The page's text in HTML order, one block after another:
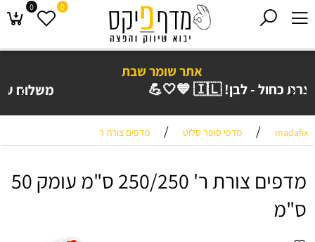
אתר שומר שבת
משלוח עד בית 🚚🏠 הלקוח תוך 4 ימי עסקים!
0 0
madafix
/ מדפי סופר סלוט / מדפים צורת ר
מדפים צורת ר' 250/250 ס"מ עומק 50
ס"מ